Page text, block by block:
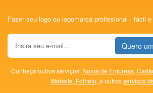
Fazer seu logo ou logomarca profissional - fácil e
Quero
Conheça outros serviços: Nome de Empresa,
Website, Folheto, e outrosserviços